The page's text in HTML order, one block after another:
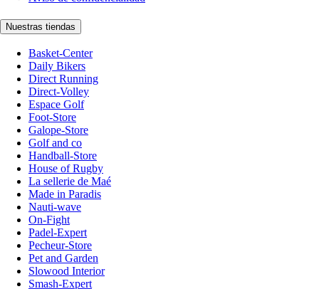
Nuestras tiendas
Basket-Center
Daily Bikers
Direct Running
Direct-Volley
Espace Golf
Foot-Store
Galope-Store
Golf and co
Handball-Store
House of Rugby
La sellerie de Maé
Made in Paradis
Nauti-wave
On-Fight
Padel-Expert
Pecheur-Store
Pet and Garden
Slowood Interior
Smash-Expert